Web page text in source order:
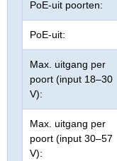
PoE-uit poorten:
PoE-uit:
Max. uitgang per
poort (input 18–30
V):
Max. uitgang per
poort (input 30–57
V):